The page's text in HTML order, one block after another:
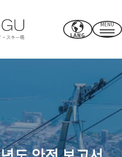
LANG
MENU
로프웨이
름 활동
울 스키장